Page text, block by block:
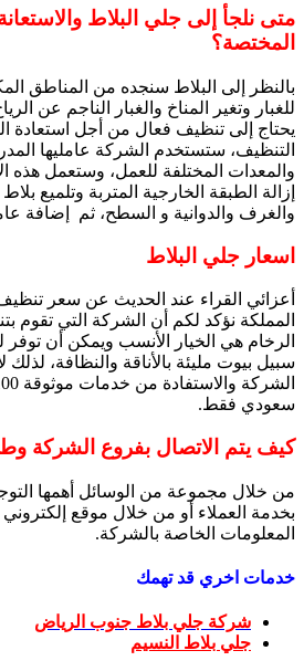
متى نلجأ إلى جلي البلاط
المختصة؟
بالنظر إلى البلاط سنجده من المناطق
للغبار وتغير المناخ والغبار الناجم عن
يحتاج إلى تنظيف فعال من أجل استعادة
التنظيف، ستستخدم الشركة عامليها
والمعدات المختلفة للعمل، وستعمل هذه
إزالة الطبقة الخارجية المتربة وتلميع
والغرف والدوانية و السطح، ثم إضافة
اسعار جلي البلاط
أعزائي القراء عند الحديث عن سعر
المملكة نؤكد لكم أن الشركة التي تقوم
الرخام هي الخيار الأنسب ويمكن أن
سبيل بيوت مليئة بالأناقة والنظافة،
سعودي فقط.
كيف يتم الاتصال بفروع الشركة
من خلال مجموعة من الوسائل أهمها
بخدمة العملاء أو من خلال موقع
المعلومات الخاصة بالشركة.
خدمات اخري قد تهمك
شركة جلي بلاط جنوب الرياض
جلي بلاط النسيم